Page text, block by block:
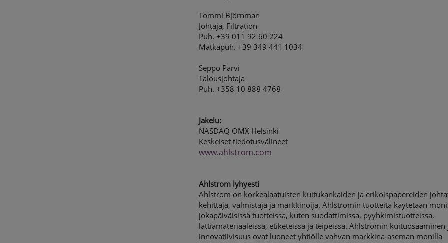
Tommi Björnman
Johtaja, Filtration
Puh. +39 011 92 60 224
Matkapuh. +39 349 441 1034
Seppo Parvi
Talousjohtaja
Puh. +358 10 888 4768
Jakelu:
NASDAQ OMX Helsinki
Keskeiset tiedotusvälineet
www.ahlstrom.com
Ahlstrom lyhyesti
Ahlstrom on korkealaatuisten kuitukankaiden ja erikoispapereiden
kehittäjä, valmistaja ja markkinoija. Ahlstromin tuotteita käytetään
jokapäiväisissä tuotteissa, kuten suodattimissa, pyyhkimistuotteissa,
lattiamateriaaleissa, etiketeissä ja teipeissä. Ahlstromin kuituosaaminen
innovatiivisuus ovat luoneet yhtiölle vahvan markkina-aseman monilla